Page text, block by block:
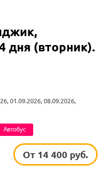
дня (вторник).
01.09.2026, 08.09.2026,
Автобус
От 14 400 руб.